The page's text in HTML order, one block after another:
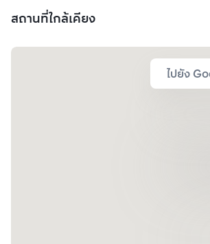
สถานที่ใกล้เคียง
ไปยัง